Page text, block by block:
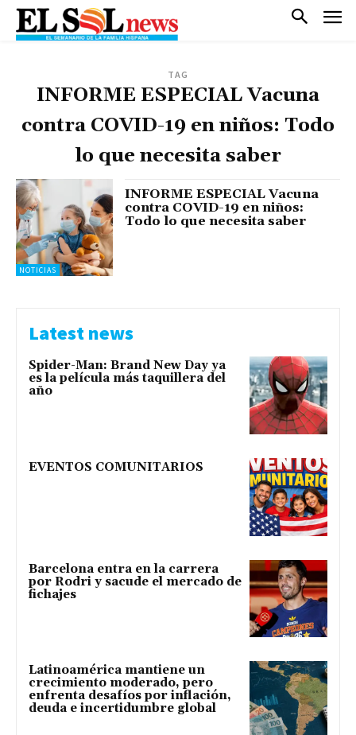
TAG
INFORME ESPECIAL Vacuna
contra COVID-19 en niños: Todo
lo que necesita saber
NOTICIAS
INFORME ESPECIAL Vacuna
contra COVID-19 en niños:
Todo lo que necesita saber
Latest news
Spider-Man: Brand New Day ya
es la película más taquillera del
año
EVENTOS COMUNITARIOS
Barcelona entra en la carrera
por Rodri y sacude el mercado de
fichajes
Latinoamérica mantiene un
crecimiento moderado, pero
enfrenta desafíos por inflación,
deuda e incertidumbre global